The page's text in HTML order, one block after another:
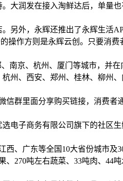
大润发在接入淘鲜达后，单量
另外，永辉还推出了永辉生活
操作方则是永辉云创。只要消
南京、杭州、厦门等城市，并
州、西安、郑州、桂林、柳州、
群里面分享购买链接，消费
电子商务有限公司旗下的社区
、广东等全国10大省份城市及
270吨左右蔬菜、33吨肉、44